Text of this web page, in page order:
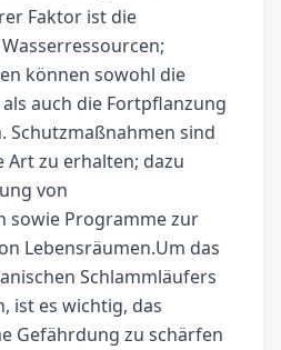
Faktor ist die
können sowohl die
auch die Fortpflanzung
Schutzmaßnahmen sind
Art zu erhalten; dazu
von
sowie Programme zur
Lebensräumen.Um das
Schlammläufers
ist es wichtig, das
Gefährdung zu schärfen